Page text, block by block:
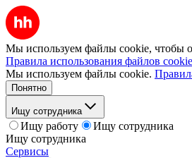
Мы используем файлы cookie, чтобы
Правила использования файлов cookie
Мы используем файлы cookie.
Понятно
Ищу сотрудника
Ищу работу
Ищу сотрудника
Ищу сотрудника
Сервисы